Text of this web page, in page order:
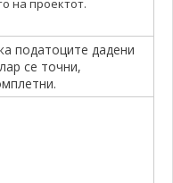
на проектот.
податоците дадени
се точни,